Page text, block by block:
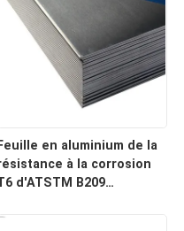
Feuille en aluminium de la
à la corrosion
d'ATSTM B209